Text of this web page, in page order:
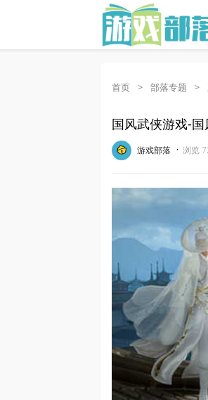
首页 > 部落专题 >
国风武侠游戏-
游戏部落 · 浏览